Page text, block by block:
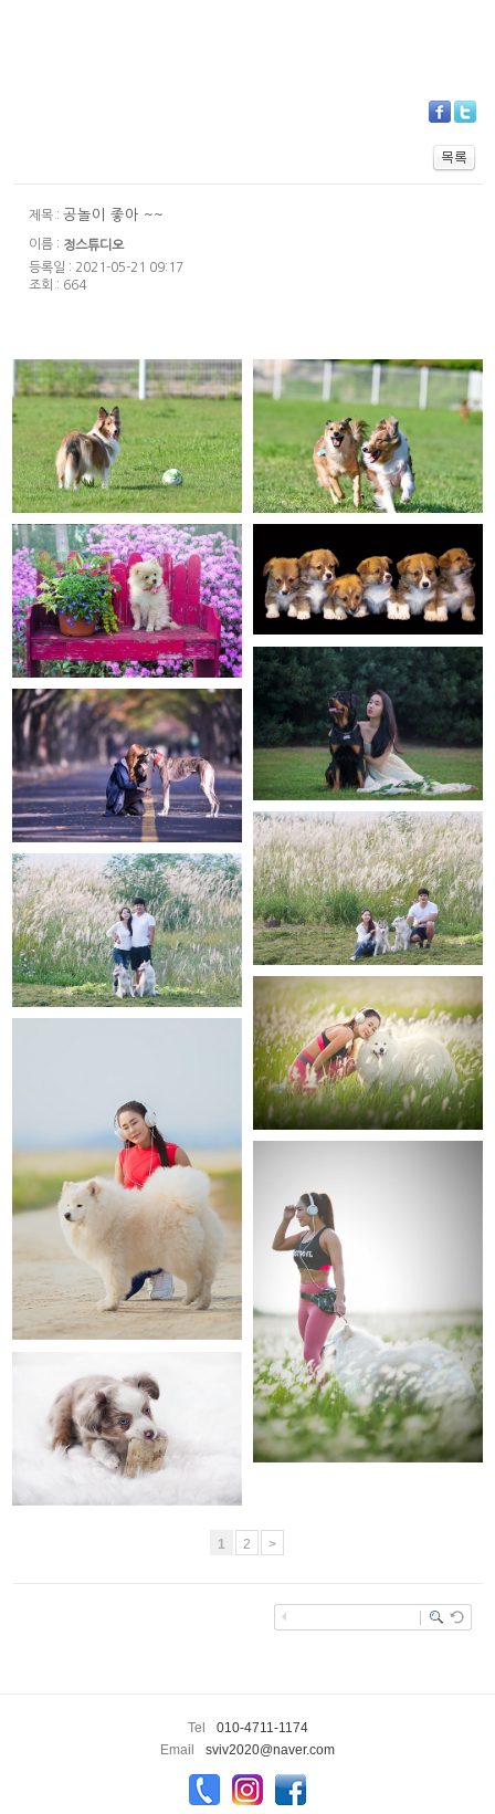
제목 : 공놀이 좋아 ~~
이름 : 정스튜디오
등록일 : 2021-05-21 09:17
조회 : 664
공놀이 좋아 ~~ 달려라 ~~
댕댕이
댕댕이
댕댕이
댕댕이
댕댕이
댕댕이
댕댕이
댕댕이
1 2 >
Tel
010-4711-1174
Email
sviv2020@naver.com